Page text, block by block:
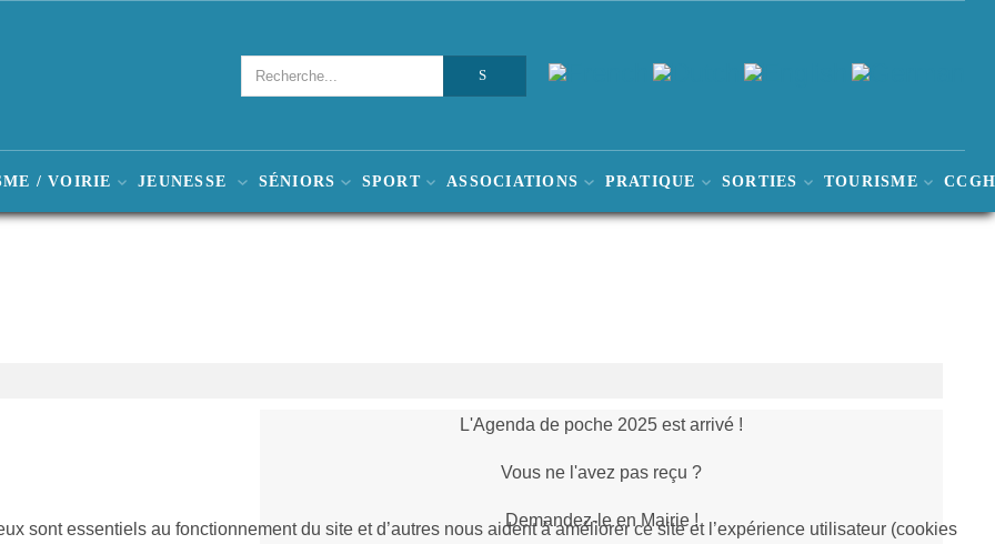
/ VOIRIE JEUNESSE SÉNIORS SPORT ASSOCIATIONS PRATIQUE SORTIES TOURISME
L'Agenda de poche 2025 est arrivé !
Vous ne l'avez pas reçu ?
Demandez-le en Mairie !
sont essentiels au fonctionnement du site et d’autres nous aident à améliorer ce site et l’expérience utilisateur (cookies